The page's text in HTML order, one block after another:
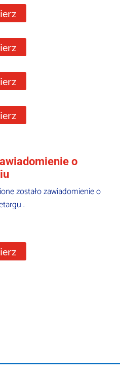
o
zostało zawiadomienie o
.